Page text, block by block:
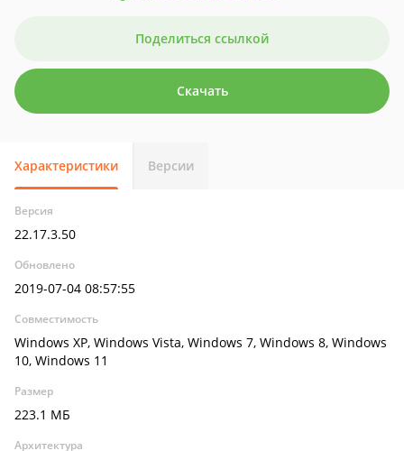
Поделиться ссылкой
Скачать
Характеристики Версии
Версия
22.17.3.50
Обновлено
2019-07-04 08:57:55
Совместимость
Windows XP, Windows Vista, Windows 7, Windows 8, Windows
10, Windows 11
Размер
223.1 МБ
Архитектура